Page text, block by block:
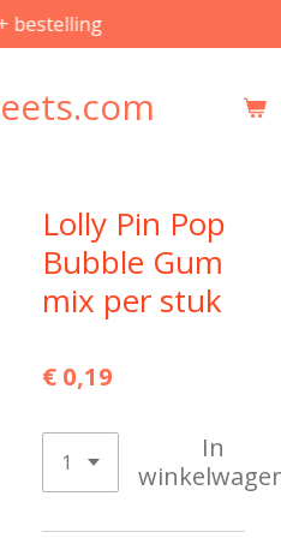
bestelling
Lolly Pin Pop
Bubble Gum
mix per stuk
€ 0,19
In